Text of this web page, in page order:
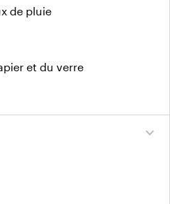
de pluie
et du verre
expand_more